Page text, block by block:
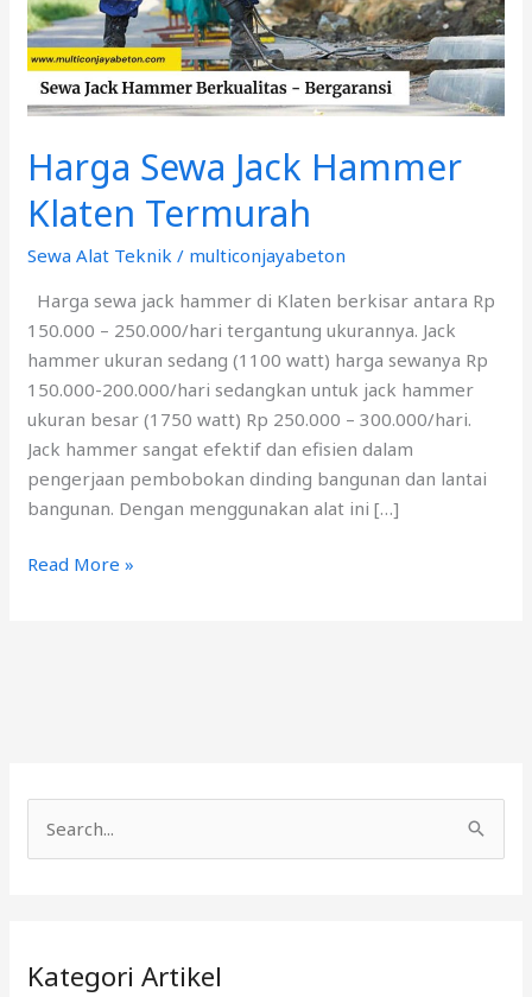
Harga Sewa Jack Hammer
Klaten Termurah
Sewa Alat Teknik / multiconjayabeton
Harga sewa jack hammer di Klaten berkisar antara Rp
150.000 – 250.000/hari tergantung ukurannya. Jack
hammer ukuran sedang (1100 watt) harga sewanya Rp
150.000-200.000/hari sedangkan untuk jack hammer
ukuran besar (1750 watt) Rp 250.000 – 300.000/hari.
Jack hammer sangat efektif dan efisien dalam
pengerjaan pembobokan dinding bangunan dan lantai
bangunan. Dengan menggunakan alat ini […]
Termurah
Read More »
u
Kategori Artikel